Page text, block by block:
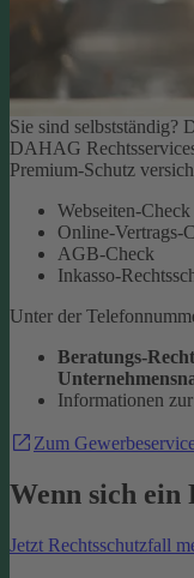
Sie sind selbstständig?
DAHAG
Premium-Schutz
Webseiten-Check
Online-Vertrags-
AGB-Check
Inkasso-
Unter der
Beratungs-
Informationen
Zum
Wenn sich ein
Jetzt Rechtsschutzfall